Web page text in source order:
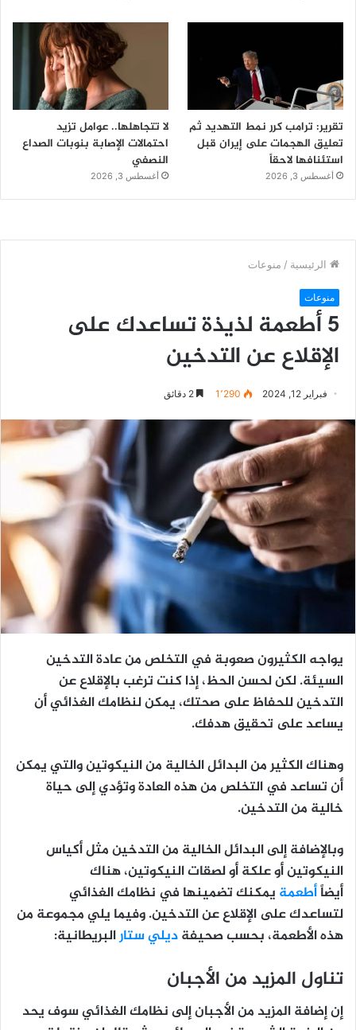
تقرير: ترامب كرر نمط التهديد ثم
تعليق الهجمات على إيران قبل
استئنافها لاحقاً
أغسطس 3, 2026
لا تتجاهلها.. عوامل تزيد
احتمالات الإصابة بنوبات الصداع
النصفي
أغسطس 3, 2026